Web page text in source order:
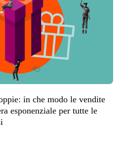
in che modo le vendite
esponenziale per tutte le